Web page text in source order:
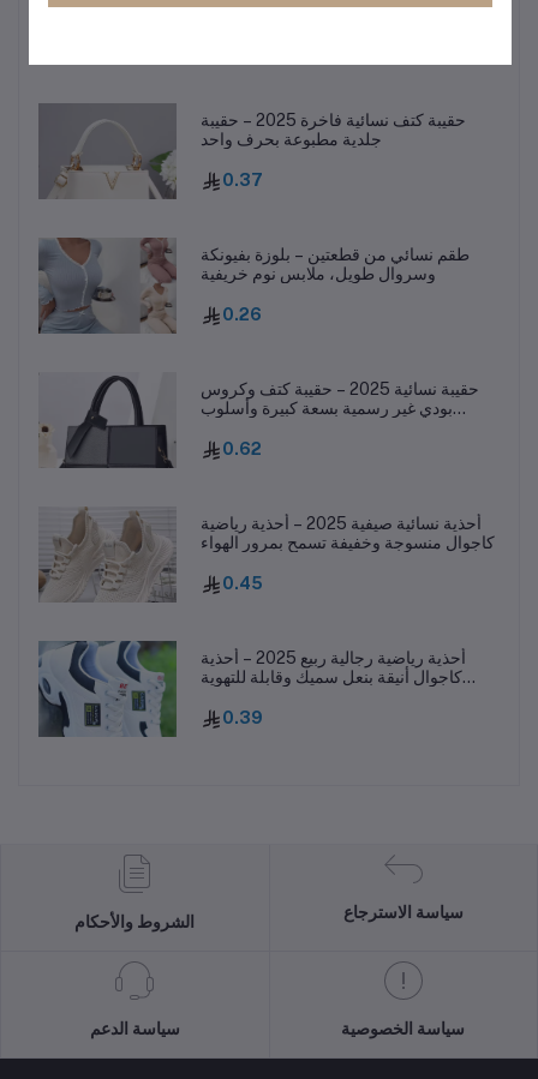
حقيبة كتف نسائية فاخرة 2025 – حقيبة
جلدية مطبوعة بحرف واحد
0.37
طقم نسائي من قطعتين – بلوزة بفيونكة
وسروال طويل، ملابس نوم خريفية
0.26
حقيبة نسائية 2025 – حقيبة كتف وكروس
بودي غير رسمية بسعة كبيرة وأسلوب
0.62
أحذية نسائية صيفية 2025 – أحذية رياضية
كاجوال منسوجة وخفيفة تسمح بمرور الهواء
0.45
أحذية رياضية رجالية ربيع 2025 – أحذية
كاجوال أنيقة بنعل سميك وقابلة للتهوية
0.39
الشروط والأحكام
سياسة الاسترجاع
سياسة الدعم سياسة الخصوصية